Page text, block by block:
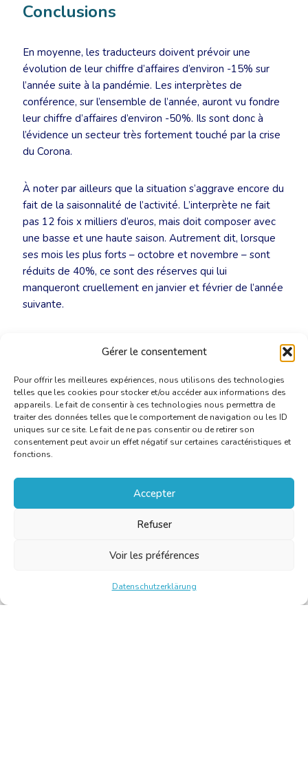
Gérer le consentement
Pour offrir les meilleures expériences, nous utilisons des technologies
telles que les cookies pour stocker et/ou accéder aux informations des
appareils. Le fait de consentir à ces technologies nous permettra de
traiter des données telles que le comportement de navigation ou les ID
uniques sur ce site. Le fait de ne pas consentir ou de retirer son
consentement peut avoir un effet négatif sur certaines caractéristiques et
fonctions.
Accepter
Refuser
Voir les préférences
Datenschutzerklärung
Conclusions
En moyenne, les traducteurs doivent prévoir une
évolution de leur chiffre d’affaires d’environ -15% sur
l’année suite à la pandémie. Les interprètes de
conférence, sur l’ensemble de l’année, auront vu fondre
leur chiffre d’affaires d’environ -50%. Ils sont donc à
l’évidence un secteur très fortement touché par la crise
du Corona.
À noter par ailleurs que la situation s’aggrave encore du
fait de la saisonnalité de l’activité. L’interprète ne fait
pas 12 fois x milliers d’euros, mais doit composer avec
une basse et une haute saison. Autrement dit, lorsque
ses mois les plus forts – octobre et novembre – sont
réduits de 40%, ce sont des réserves qui lui
manqueront cruellement en janvier et février de l’année
suivante.
Communiqué de presse : les interprètes veulent être